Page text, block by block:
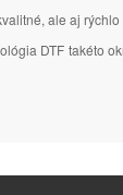
ale aj rýchlo
DTF takéto